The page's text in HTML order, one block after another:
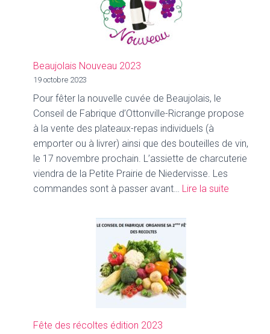
Beaujolais Nouveau 2023
19 octobre 2023
Pour fêter la nouvelle cuvée de Beaujolais, le
Conseil de Fabrique d’Ottonville-Ricrange propose
à la vente des plateaux-repas individuels (à
emporter ou à livrer) ainsi que des bouteilles de vin,
le 17 novembre prochain. L’assiette de charcuterie
viendra de la Petite Prairie de Niedervisse. Les
commandes sont à passer avant… Lire la suite
Fête des récoltes édition 2023